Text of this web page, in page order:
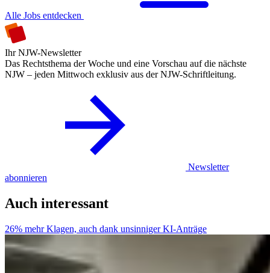
Alle Jobs entdecken
Ihr NJW-Newsletter
Das Rechtsthema der Woche und eine Vorschau auf die nächste
NJW – jeden Mittwoch exklusiv aus der NJW-Schriftleitung.
Newsletter
abonnieren
Auch interessant
26% mehr Klagen, auch dank unsinniger KI-Anträge